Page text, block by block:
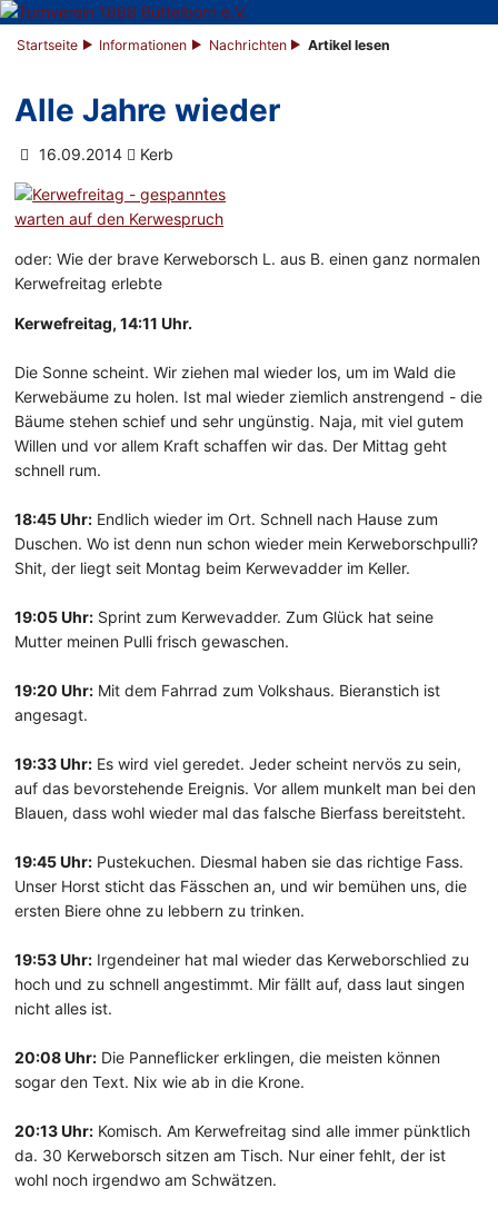
Startseite Informationen Nachrichten Artikel lesen
Alle Jahre wieder
16.09.2014 Kerb
oder: Wie der brave Kerweborsch L. aus B. einen ganz normalen
Kerwefreitag erlebte
Kerwefreitag, 14:11 Uhr.
Die Sonne scheint. Wir ziehen mal wieder los, um im Wald die
Kerwebäume zu holen. Ist mal wieder ziemlich anstrengend - die
Bäume stehen schief und sehr ungünstig. Naja, mit viel gutem
Willen und vor allem Kraft schaffen wir das. Der Mittag geht
schnell rum.
18:45 Uhr: Endlich wieder im Ort. Schnell nach Hause zum
Duschen. Wo ist denn nun schon wieder mein Kerweborschpulli?
Shit, der liegt seit Montag beim Kerwevadder im Keller.
19:05 Uhr: Sprint zum Kerwevadder. Zum Glück hat seine
Mutter meinen Pulli frisch gewaschen.
19:20 Uhr: Mit dem Fahrrad zum Volkshaus. Bieranstich ist
angesagt.
19:33 Uhr: Es wird viel geredet. Jeder scheint nervös zu sein,
auf das bevorstehende Ereignis. Vor allem munkelt man bei den
Blauen, dass wohl wieder mal das falsche Bierfass bereitsteht.
19:45 Uhr: Pustekuchen. Diesmal haben sie das richtige Fass.
Unser Horst sticht das Fässchen an, und wir bemühen uns, die
ersten Biere ohne zu lebbern zu trinken.
19:53 Uhr: Irgendeiner hat mal wieder das Kerweborschlied zu
hoch und zu schnell angestimmt. Mir fällt auf, dass laut singen
nicht alles ist.
20:08 Uhr: Die Panneflicker erklingen, die meisten können
sogar den Text. Nix wie ab in die Krone.
20:13 Uhr: Komisch. Am Kerwefreitag sind alle immer pünktlich
da. 30 Kerweborsch sitzen am Tisch. Nur einer fehlt, der ist
wohl noch irgendwo am Schwätzen.